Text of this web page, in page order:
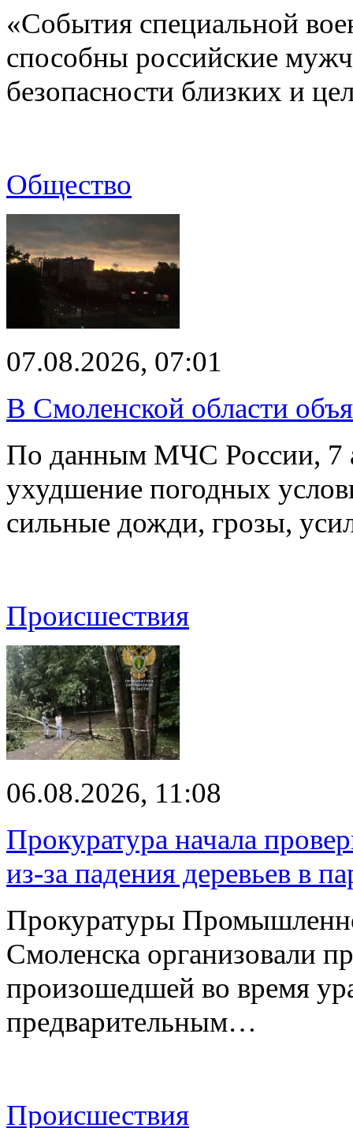
«События специальной
способны российские
безопасности близких и
Общество
07.08.2026, 07:01
В Смоленской области
По данным МЧС России, 7
ухудшение погодных
сильные дожди, грозы,
Происшествия
06.08.2026, 11:08
Прокуратура начала
из-за падения деревьев в
Прокуратуры
Смоленска организовали
произошедшей во время
предварительным…
Происшествия